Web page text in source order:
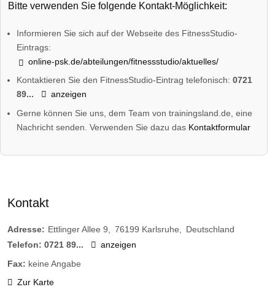
Bitte verwenden Sie folgende Kontakt-Möglichkeit:
Informieren Sie sich auf der Webseite des FitnessStudio-
Eintrags:
online-psk.de/abteilungen/fitnessstudio/aktuelles/
Kontaktieren Sie den FitnessStudio-Eintrag telefonisch:0721
89...
anzeigen
Gerne können Sie uns, dem Team von trainingsland.de, eine
Nachricht senden. Verwenden Sie dazu das Kontaktformular
Kontakt
Adresse: Ettlinger Allee 9 76199 Karlsruhe
Deutschland
Telefon: 0721 89...
anzeigen
Fax: keine Angabe
Zur Karte